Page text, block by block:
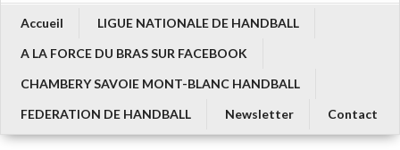
Accueil
LIGUE NATIONALE DE HANDBALL
A LA FORCE DU BRAS SUR FACEBOOK
CHAMBERY SAVOIE MONT-BLANC HANDBALL
FEDERATION DE HANDBALL
Newsletter Contact